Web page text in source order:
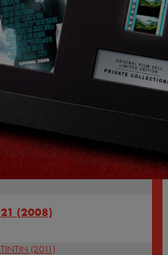
21 (2008)